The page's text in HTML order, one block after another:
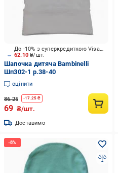
62.10₴/шт.
До -10% з суперкредиткою Visa Вигода
Шапочка дитяча Bambinelli
Шп302-1 р.38-40
оцінити
86.25 -17.25 ₴
69 ₴/шт.
Доставимо